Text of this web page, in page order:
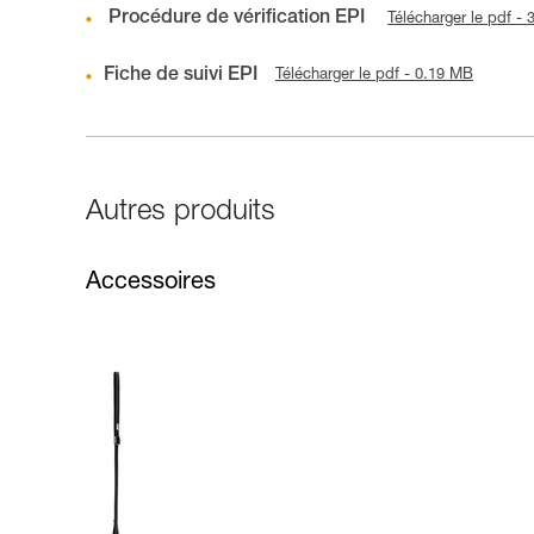
Procédure de vérification EPI Télécharger le pdf -
Fiche de suivi EPI Télécharger le pdf - 0.19 MB
Autres produits
Accessoires